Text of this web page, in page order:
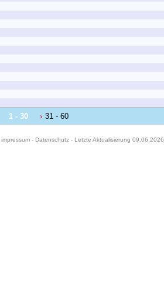
1 - 30 31 - 60
impressum- Datenschutz- Letzte Aktualisierung 09.06.2026